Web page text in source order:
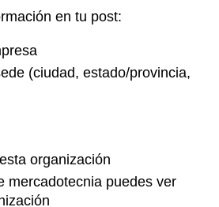
en tu post:
(ciudad, estado/provincia,
organización
mercadotecnia puedes ver